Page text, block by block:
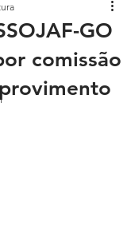
GO
comissão